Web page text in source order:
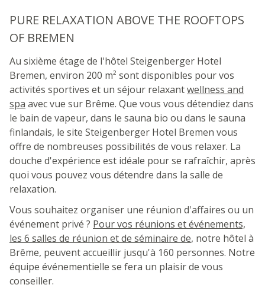
PURE RELAXATION ABOVE THE ROOFTOPS
OF BREMEN
Au sixième étage de l'hôtel Steigenberger Hotel
Bremen, environ 200 m² sont disponibles pour vos
activités sportives et un séjour relaxantwellness and
spa avec vue sur Brême. Que vous vous détendiez dans
le bain de vapeur, dans le sauna bio ou dans le sauna
finlandais, le site Steigenberger Hotel Bremen vous
offre de nombreuses possibilités de vous relaxer. La
douche d'expérience est idéale pour se rafraîchir, après
quoi vous pouvez vous détendre dans la salle de
relaxation.
Vous souhaitez organiser une réunion d'affaires ou un
événement privé ? Pour vos réunions et événements,
les 6 salles de réunion et de séminaire de, notre hôtel à
Brême, peuvent accueillir jusqu'à 160 personnes. Notre
équipe événementielle se fera un plaisir de vous
conseiller.